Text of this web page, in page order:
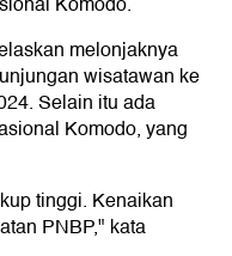
melonjaknya
wisatawan ke
Selain itu ada
Komodo, yang
tinggi. Kenaikan
PNBP," kata